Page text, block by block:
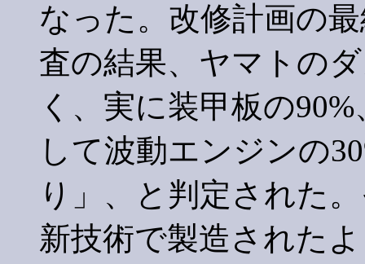
なった。改修計画の
査の結果、ヤマトの
く、実に装甲板の
して波動エンジンの
り」、と判定された
新技術で製造された